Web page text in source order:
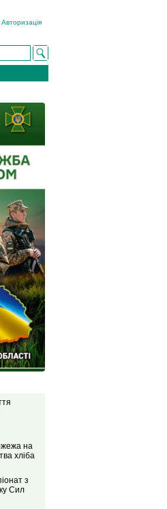
Авторизація
на
хліба
з
Сил